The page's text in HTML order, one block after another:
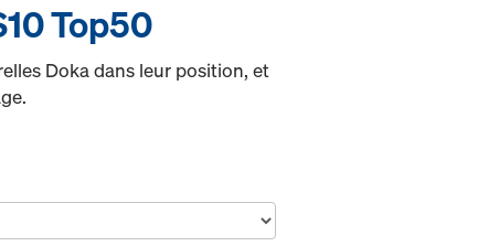
Top50
Doka dans leur position, et